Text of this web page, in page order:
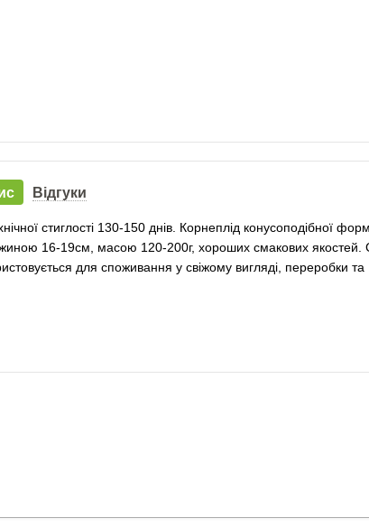
Відгуки
стиглості 130-150 днів. Корнеплід конусоподібної
16-19см, масою 120-200г, хороших смакових якостей.
для споживання у свіжому вигляді, переробки та